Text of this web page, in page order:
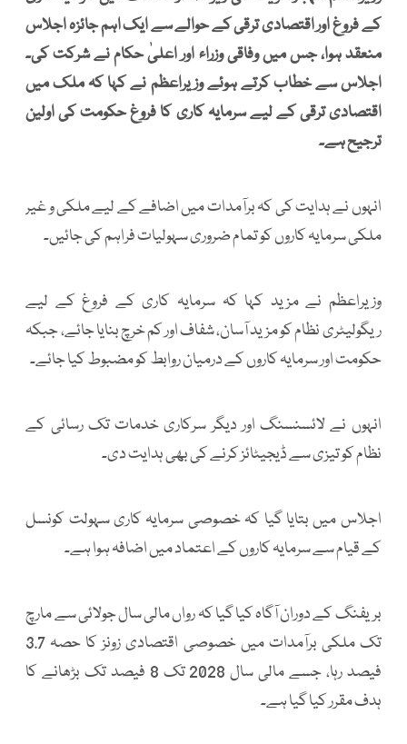
کے فروغ اور اقتصادی ترقی کے حوالے سے ایک اہم جائزہ اجلاس
منعقد ہوا، جس میں وفاقی وزراء اور اعلیٰ حکام نے شرکت کی۔
اجلاس سے خطاب کرتے ہوئے وزیراعظم نے کہا کہ ملک میں
اقتصادی ترقی کے لیے سرمایہ کاری کا فروغ حکومت کی اولین
ترجیح ہے۔
انہوں نے ہدایت کی کہ برآمدات میں اضافے کے لیے ملکی و غیر
ملکی سرمایہ کاروں کو تمام ضروری سہولیات فراہم کی جائیں۔
وزیراعظم نے مزید کہا کہ سرمایہ کاری کے فروغ کے لیے
ریگولیٹری نظام کو مزید آسان، شفاف اور کم خرچ بنایا جائے، جبکہ
حکومت اور سرمایہ کاروں کے درمیان روابط کو مضبوط کیا جائے۔
انہوں نے لائسنسنگ اور دیگر سرکاری خدمات تک رسائی کے
نظام کو تیزی سے ڈیجیٹائز کرنے کی بھی ہدایت دی۔
اجلاس میں بتایا گیا کہ خصوصی سرمایہ کاری سہولت کونسل
کے قیام سے سرمایہ کاروں کے اعتماد میں اضافہ ہوا ہے۔
بریفنگ کے دوران آگاہ کیا گیا کہ رواں مالی سال جولائی سے مارچ
تک ملکی برآمدات میں خصوصی اقتصادی زونز کا حصہ 3.7
فیصد رہا، جسے مالی سال 2028 تک 8 فیصد تک بڑھانے کا
ہدف مقرر کیا گیا ہے۔